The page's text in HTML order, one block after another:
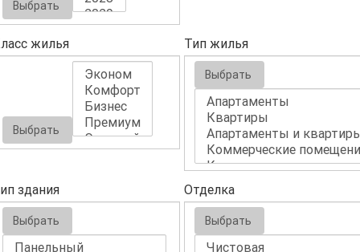
Выбрать
жилья
Выбрать
Тип жилья
Выбрать
здания
Выбрать
Отделка
Выбрать